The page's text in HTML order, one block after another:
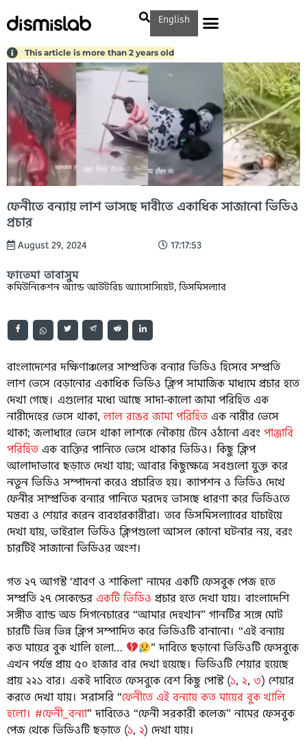
English
This article is more than 2 years old
ফেনীতে বন্যায় লাশ ভাসছে দাবীতে একাধিক সাজানো ভিডিও
প্রচার
August 29, 2024 17:17:53
ফাতেমা তাবাসুম
কমিউনিকেশন অ্যান্ড আউটরিচ অ্যাসোসিয়েট, ডিসমিসল্যাব
বাংলাদেশের দক্ষিণাঞ্চলের সাম্প্রতিক বন্যার ভিডিও হিসেবে সম্প্রতি
লাশ ভেসে বেড়ানোর একাধিক ভিডিও ক্লিপ সামাজিক মাধ্যমে প্রচার হতে
দেখা গেছে। এগুলোর মধ্যে আছে সাদা-কালো জামা পরিহিত এক
নারীদেহের ভেসে থাকা,লাল রঙের জামা পরিহিতএক নারীর ভেসে
থাকা; জলাধারে ভেসে থাকা লাশকে নৌকায় টেনে ওঠানো এবং পাঞ্জাবি
পরিহিতএক ব্যক্তির পানিতে ভেসে থাকার ভিডিও। কিছু ক্লিপ
আলাদাভাবে ছড়াতে দেখা যায়; আবার কিছুক্ষেত্রে সবগুলো যুক্ত করে
নতুন ভিডিও সম্পাদনা করেও প্রচারিত হয়। ক্যাপশন ও ভিডিও দেখে
ফেনীর সাম্প্রতিক বন্যার পানিতে মরদেহ ভাসছে ধারণা করে ভিডিওতে
মন্তব্য ও শেয়ার করেন ব্যবহারকারীরা। তবে ডিসমিসল্যাবের যাচাইয়ে
দেখা যায়, ভাইরাল ভিডিও ক্লিপগুলো আসল কোনো ঘটনার নয়, বরং
চারটিই সাজানো ভিডিওর অংশ।
গত ২৭ আগস্ট ‘শ্রাবণ ও শাকিলা’ নামের একটি ফেসবুক পেজ হতে
সম্প্রতি ২৭ সেকেন্ডের একটি ভিডিও প্রচার হতে দেখা যায়। বাংলাদেশি
সঙ্গীত ব্যান্ড অড সিগনেচারের “আমার দেহখান” গানটির সঙ্গে মোট
চারটি ভিন্ন ভিন্ন ক্লিপ সম্পাদিত করে ভিডিওটি বানানো। “এই বন্যায়
কত মায়ের বুক খালি হলো…
” দাবিতে ছড়ানো ভিডিওটি ফেসবুকে
এখন পর্যন্ত প্রায় ৫০ হাজার বার দেখা হয়েছে। ভিডিওটি শেয়ার হয়েছে
প্রায় ২২১ বার। একই দাবিতে ফেসবুকে বেশ কিছু পোস্ট (১, ২, ৩) শেয়ার
করতে দেখা যায়। সরাসরি “ফেনীতে এই বন্যায় কত মায়ের বুক খালি
হলো। #ফেনী_বন্যা” দাবিতেও “ফেনী সরকারী কলেজ” নামের ফেসবুক
পেজ থেকে ভিডিওটি ছড়াতে (১, ২) দেখা যায়।